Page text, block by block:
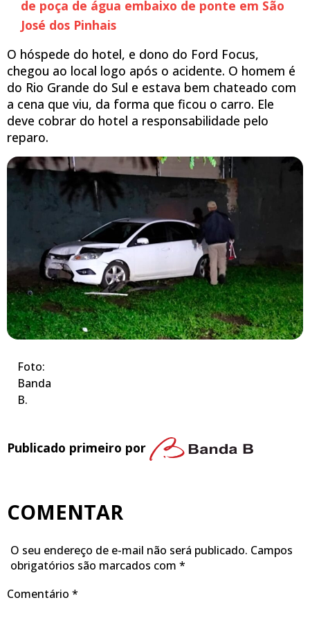
de poça de água embaixo de ponte em São
José dos Pinhais
O hóspede do hotel, e dono do Ford Focus,
chegou ao local logo após o acidente. O homem é
do Rio Grande do Sul e estava bem chateado com
a cena que viu, da forma que ficou o carro. Ele
deve cobrar do hotel a responsabilidade pelo
reparo.
Foto:
Banda
B.
Publicado primeiro por
COMENTAR
O seu endereço de e-mail não será publicado. Campos
obrigatórios são marcados com *
Comentário *